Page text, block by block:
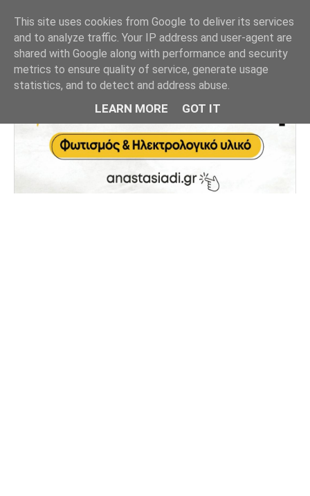
This site uses cookies from Google to deliver its services
and to analyze traffic. Your IP address and user-agent are
shared with Google along with performance and security
metrics to ensure quality of service, generate usage
statistics, and to detect and address abuse.
LEARN MORE GOT IT